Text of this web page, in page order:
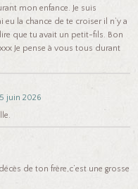
mon enfance. Je suis
eu la chance de te croiser il n’y a
que tu avait un petit-fils. Bon
Je pense à vous tous durant
juin 2026
de ton frère,c’est une grosse